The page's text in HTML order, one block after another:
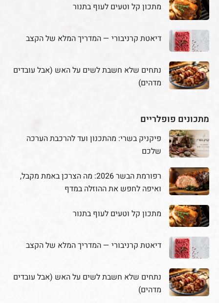
מתכון קל וטעים לעוף בתנור
דיאטת קרניבורי — המדריך המלא של הקצב
נתחים שלא חשבת לשים על האש (אבל עובדים
מדהים)
מתכונים פופלריים
פיקניק בשרי: מהתכנון ועד להרכבת הערכה
שלכם
רפורמת הבשר 2026: מה הצרכן באמת מקבל,
ואיפה לחפש את ההוזלה במדף
מתכון קל וטעים לעוף בתנור
דיאטת קרניבורי — המדריך המלא של הקצב
נתחים שלא חשבת לשים על האש (אבל עובדים
מדהים)